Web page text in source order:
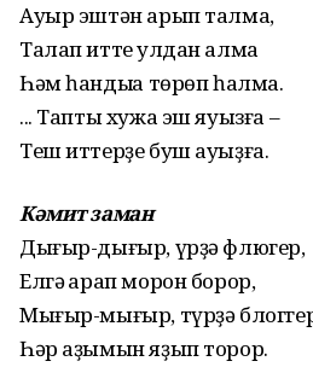
Ауыр эштән арып талмаҡ,
Талап итте ҡулдан алмаҡ
Һәм һандыҡҡа төрөп һалмаҡ.
... Тапты хужа эш яуызға –
Теш иттерҙе буш ауыҙға.
Кәмит заман
Дығыр-дығыр, үрҙә флюгер,
Елгә ҡарап морон борор,
Мығыр-мығыр, түрҙә
Һәр аҙымын яҙып торор.